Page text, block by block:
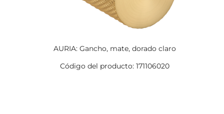
AURIA: Gancho, mate, dorado claro
Código del producto: 171106020